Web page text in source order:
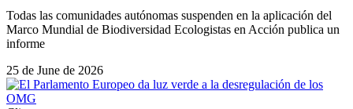
Todas las comunidades autónomas suspenden en la aplicación del
Marco Mundial de Biodiversidad Ecologistas en Acción publica un
informe
25 de June de 2026